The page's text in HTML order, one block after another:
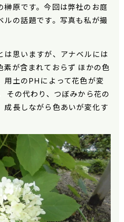
榊原です。今回は弊社のお庭
ルの話題です。写真も私が撮
は思いますが、アナベルには
素が含まれておらず ほかの色
用土のPHによって花色が変
その代わり、つぼみから花の
成長しながら色あいが変化す